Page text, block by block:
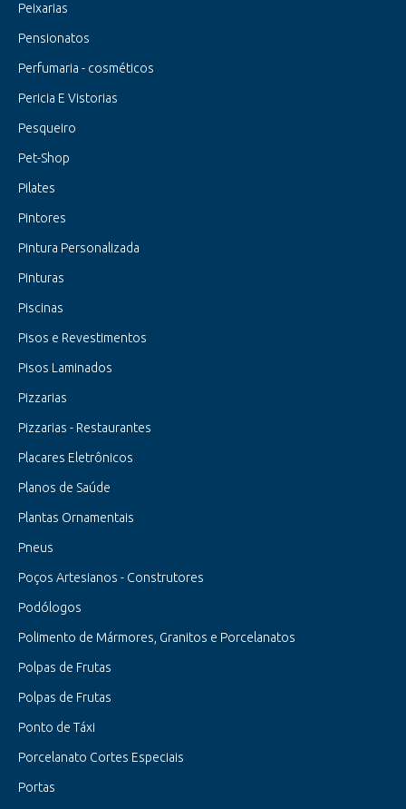
Peixarias
Pensionatos
Perfumaria - cosméticos
Pericia E Vistorias
Pesqueiro
Pet-Shop
Pilates
Pintores
Pintura Personalizada
Pinturas
Piscinas
Pisos e Revestimentos
Pisos Laminados
Pizzarias
Pizzarias - Restaurantes
Placares Eletrônicos
Planos de Saúde
Plantas Ornamentais
Pneus
Poços Artesianos - Construtores
Podólogos
Polimento de Mármores, Granitos e Porcelanatos
Polpas de Frutas
Polpas de Frutas
Ponto de Táxi
Porcelanato Cortes Especiais
Portas